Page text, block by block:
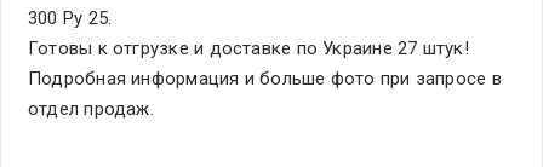
300 Ру 25.
Готовы к отгрузке и доставке по Украине 27 штук!
Подробная информация и больше фото при запросе в
отдел продаж.